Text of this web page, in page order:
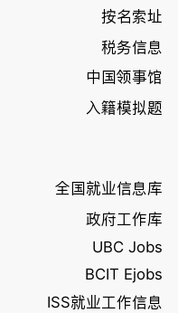
按名索址
税务信息
中国领事馆
入籍模拟题
全国就业信息库
政府工作库
UBC Jobs
BCIT Ejobs
ISS就业工作信息